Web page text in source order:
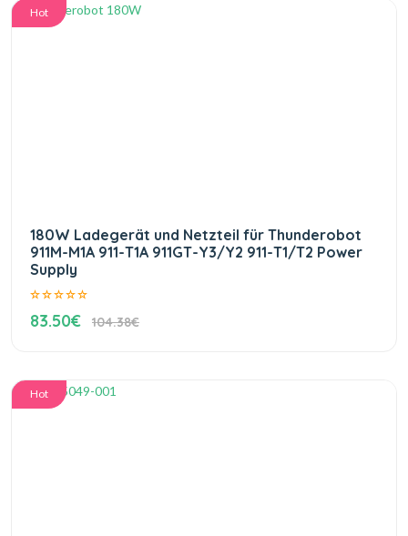
Hot
180W Ladegerät und Netzteil für Thunderobot
911M-M1A 911-T1A 911GT-Y3/Y2 911-T1/T2 Power
Supply
83.50€ 104.38€
Hot